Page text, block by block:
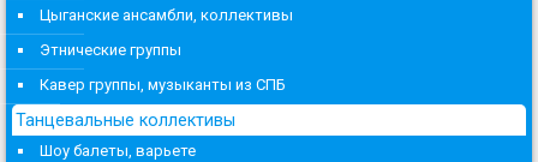
Цыганские ансамбли, коллективы
Этнические группы
Кавер группы, музыканты из СПБ
Танцевальные коллективы
Шоу балеты, варьете